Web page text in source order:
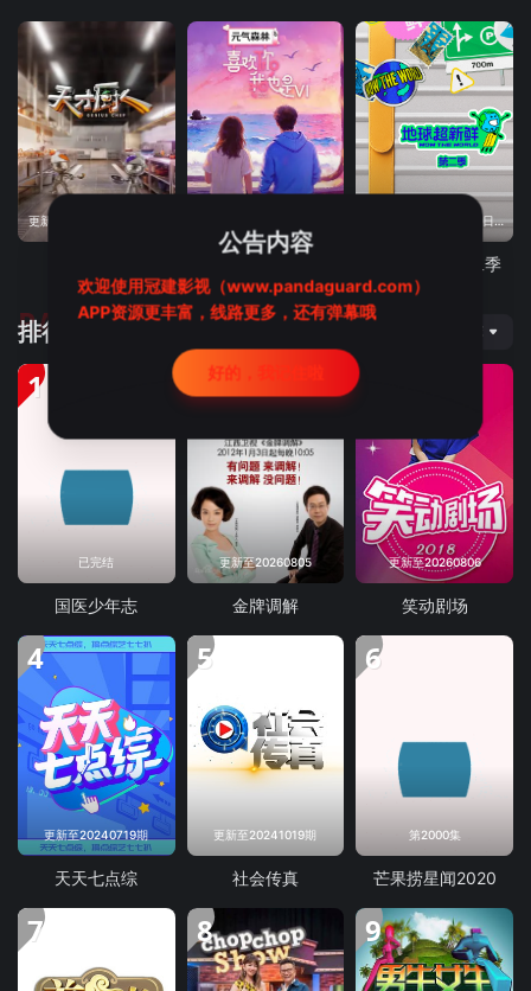
更新至20260806第9期下 更新至20260806(旅行日记第6期)
地球超新鲜第二季
排行榜
RANKING 推荐
1
已完结
国医少年志
2
更新至20260805
金牌调解
更新至20260806
笑动剧场
4
更新至20240719期
天天七点综
5
更新至20241019期
社会传真
6
第2000集
芒果捞星闻2020
7 8 9
公告内容
欢迎使用冠建影视（www.pandaguard.com）
APP资源更丰富，线路更多，还有弹幕哦
好的，我记住啦